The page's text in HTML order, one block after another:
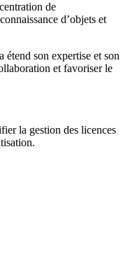
de
d’objets et
son expertise et son
et favoriser le
la gestion des licences